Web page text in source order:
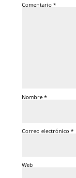
Comentario *
Nombre *
Correo electrónico *
Web